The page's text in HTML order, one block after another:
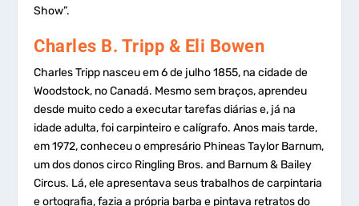
Show”.
Charles B. Tripp & Eli Bowen
Charles Tripp nasceu em 6 de julho 1855, na cidade de
Woodstock, no Canadá. Mesmo sem braços, aprendeu
desde muito cedo a executar tarefas diárias e, já na
idade adulta, foi carpinteiro e calígrafo. Anos mais tarde,
em 1972, conheceu o empresário Phineas Taylor Barnum,
um dos donos circo Ringling Bros. and Barnum & Bailey
Circus. Lá, ele apresentava seus trabalhos de carpintaria
e ortografia, fazia a própria barba e pintava retratos do